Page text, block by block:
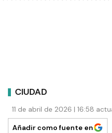
CIUDAD
11 de abril de 2026 | 16:58
Añadir como fuente en